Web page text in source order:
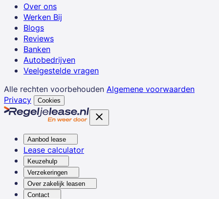
Over ons
Werken Bij
Blogs
Reviews
Banken
Autobedrijven
Veelgestelde vragen
Alle rechten voorbehouden Algemene voorwaarden
Privacy
Cookies
Aanbod lease
Lease calculator
Keuzehulp
Verzekeringen
Over zakelijk leasen
Contact